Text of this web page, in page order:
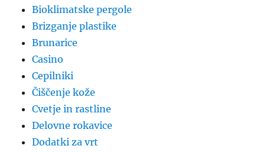
Bioklimatske pergole
Brizganje plastike
Brunarice
Casino
Cepilniki
Čiščenje kože
Cvetje in rastline
Delovne rokavice
Dodatki za vrt